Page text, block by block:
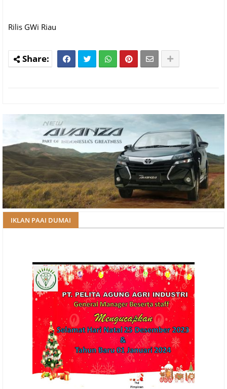
Rilis GWi Riau
IKLAN PAAI DUMAI